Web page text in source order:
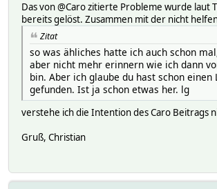
Das von @Caro zitierte Probleme wurde laut
bereits gelöst. Zusammen mit der nicht
Zitat
so was ähliches hatte ich auch schon
aber nicht mehr erinnern wie ich dann
bin. Aber ich glaube du hast schon einen
gefunden. Ist ja schon etwas her. lg
verstehe ich die Intention des Caro Beitrags
Gruß, Christian